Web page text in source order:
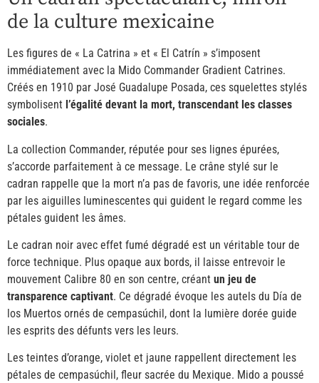
de la culture mexicaine
Les figures de « La Catrina » et « El Catrín » s’imposent
immédiatement avec la Mido Commander Gradient Catrines.
Créés en 1910 par José Guadalupe Posada, ces squelettes stylés
symbolisent l’égalité devant la mort, transcendant les classes
sociales.
La collection Commander, réputée pour ses lignes épurées,
s’accorde parfaitement à ce message. Le crâne stylé sur le
cadran rappelle que la mort n’a pas de favoris, une idée renforcée
par les aiguilles luminescentes qui guident le regard comme les
pétales guident les âmes.
Le cadran noir avec effet fumé dégradé est un véritable tour de
force technique. Plus opaque aux bords, il laisse entrevoir le
mouvement Calibre 80 en son centre, créant un jeu de
transparence captivant. Ce dégradé évoque les autels du Día de
los Muertos ornés de cempasúchil, dont la lumière dorée guide
les esprits des défunts vers les leurs.
Les teintes d’orange, violet et jaune rappellent directement les
pétales de cempasúchil, fleur sacrée du Mexique. Mido a poussé